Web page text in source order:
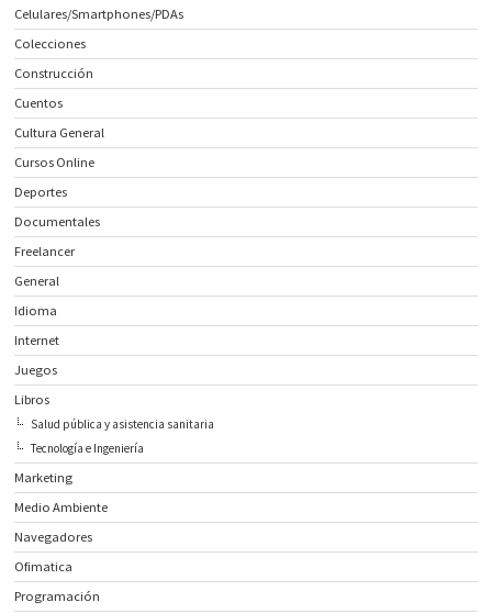
Celulares/Smartphones/PDAs
Colecciones
Construcción
Cuentos
Cultura General
Cursos Online
Deportes
Documentales
Freelancer
General
Idioma
Internet
Juegos
Libros
Salud pública y asistencia sanitaria
Tecnología e Ingeniería
Marketing
Medio Ambiente
Navegadores
Ofimatica
Programación